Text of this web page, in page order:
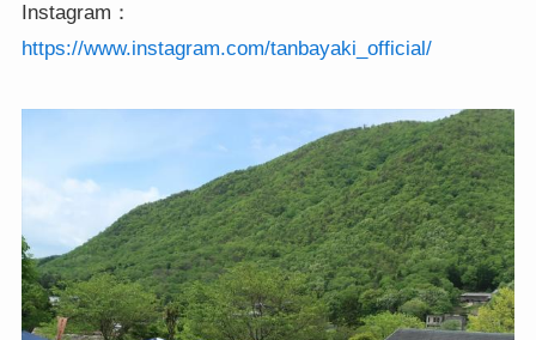
Instagram：
https://www.instagram.com/tanbayaki_official/